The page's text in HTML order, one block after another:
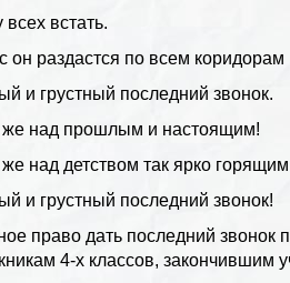
встать.
он раздастся по всем коридорам
и грустный последний звонок.
над прошлым и настоящим!
над детством так ярко
и грустный последний звонок!
право дать последний звонок
4-х классов, закончившим